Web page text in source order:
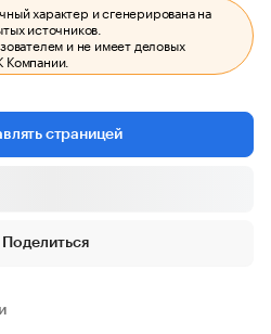
характер и сгенерирована на
источников.
и не имеет деловых
страницей
Поделиться